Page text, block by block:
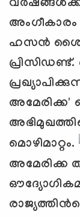
ഹസന്‍
അമേരിക്ക'
മൊഴിമാറ്റം.
അമേരിക്ക